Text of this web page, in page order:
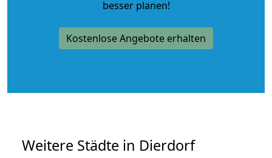
besser planen!
Kostenlose Angebote erhalten
Weitere Städte in Dierdorf